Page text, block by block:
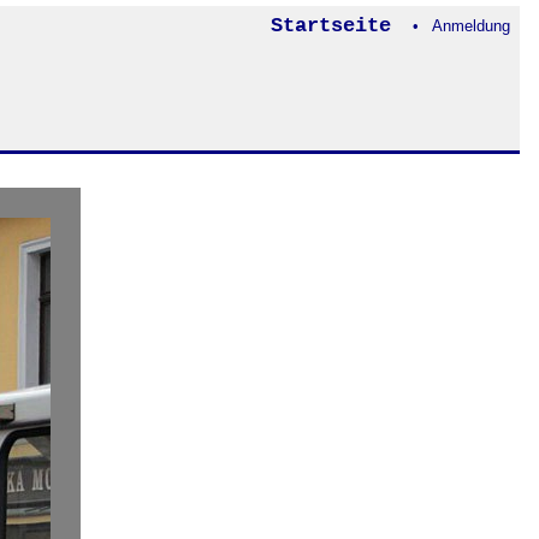
Startseite • Anmeldung